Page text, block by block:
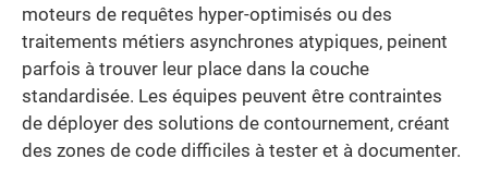
moteurs de requêtes hyper-optimisés ou des
traitements métiers asynchrones atypiques, peinent
parfois à trouver leur place dans la couche
standardisée. Les équipes peuvent être contraintes
de déployer des solutions de contournement, créant
des zones de code difficiles à tester et à documenter.